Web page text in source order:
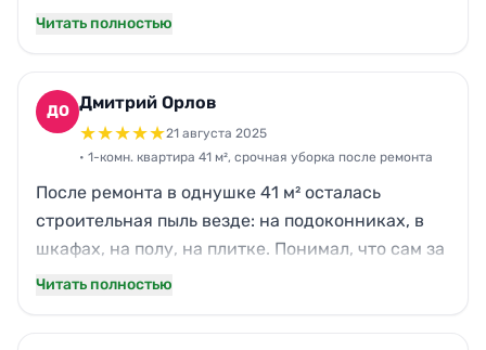
мусор, пыль по плинтусам и странные пятна в
часов, всё сделали за 2,5 часа: отмыли кухню,
заменили мешки, протерли выключатели и
ручки, санузел привели в норму. Качество на
уровне, скорость — огонь, и по деньгам не
накрутили.
Читать полностью
ДО Дмитрий Орлов
★★★★★21 августа 2025
• 1-комн. квартира 41 м², срочная уборка после ремонта
После ремонта в однушке 41 м² осталась
строительная пыль везде: на подоконниках, в
шкафах, на полу, на плитке. Понимал, что сам за
вечер не справлюсь, а заселяться нужно было
Читать полностью